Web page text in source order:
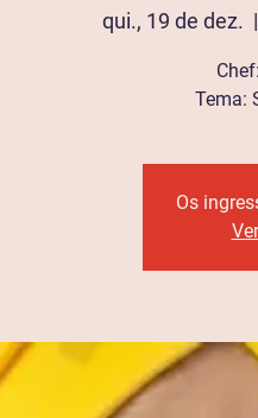
qui., 19 de dez.
  |
Tema:
Os